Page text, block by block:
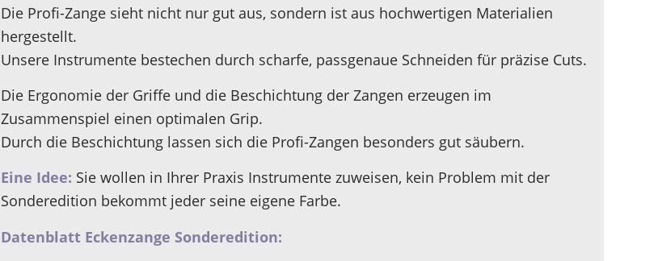
Die Profi-Zange sieht nicht nur gut aus, sondern ist aus hochwertigen Materialien
hergestellt.
Unsere Instrumente bestechen durch scharfe, passgenaue Schneiden für präzise Cuts.
Die Ergonomie der Griffe und die Beschichtung der Zangen erzeugen im
Zusammenspiel einen optimalen Grip.
Durch die Beschichtung lassen sich die Profi-Zangen besonders gut säubern.
Eine Idee: Sie wollen in Ihrer Praxis Instrumente zuweisen, kein Problem mit der
Sonderedition bekommt jeder seine eigene Farbe.
Datenblatt Eckenzange Sonderedition: